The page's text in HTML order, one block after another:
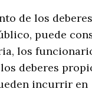
de los
puede
los
deberes
incurrir en